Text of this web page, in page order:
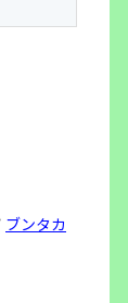
ブンタカ